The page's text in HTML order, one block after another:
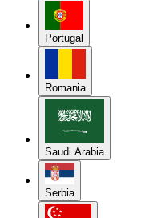
Portugal
Romania
Saudi Arabia
Serbia